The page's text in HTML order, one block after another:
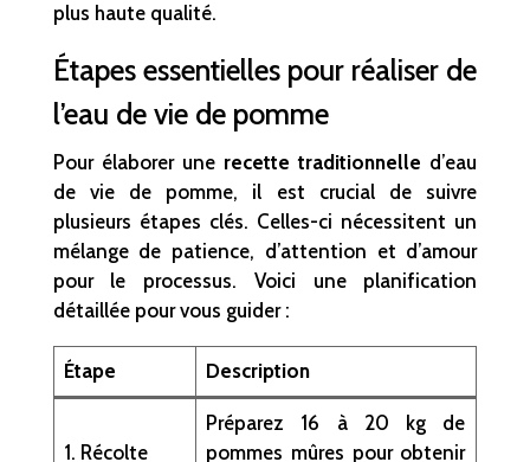
plus haute qualité.
Étapes essentielles pour réaliser de
l’eau de vie de pomme
Pour élaborer une recette traditionnelle d’eau
de vie de pomme, il est crucial de suivre
plusieurs étapes clés. Celles-ci nécessitent un
mélange de patience, d’attention et d’amour
pour le processus. Voici une planification
détaillée pour vous guider :
Étape Description
1. Récolte
Préparez 16 à 20 kg de
pommes mûres pour obtenir